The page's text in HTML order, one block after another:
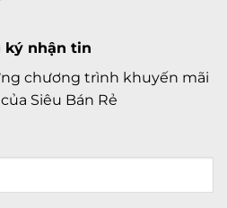
ký nhận tin
chương trình khuyến mãi
Siêu Bán Rẻ